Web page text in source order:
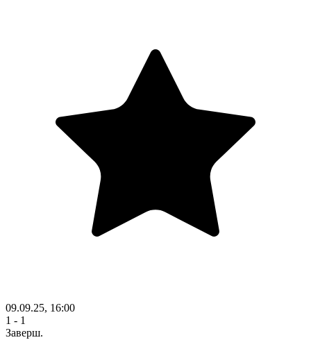
09.09.25, 16:00
1 - 1
Заверш.